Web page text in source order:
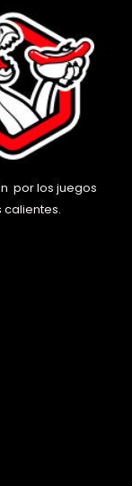
por los juegos
calientes.